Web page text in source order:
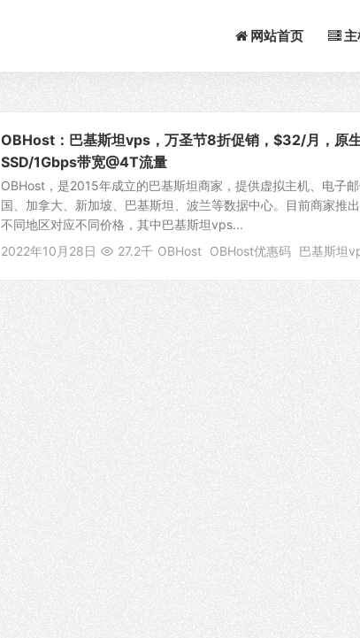
网站首页
OBHost：巴基斯坦vps，万圣节8折促销，$32/月，原
SSD/1Gbps带宽@4T流量
OBHost，是2015年成立的巴基斯坦商家，提供虚拟主机、电子
国、加拿大、新加坡、巴基斯坦、波兰等数据中心。目前商家推
不同地区对应不同价格，其中巴基斯坦vps...
2022年10月28日
27.2千 OBHost OBHost优惠码 巴基斯坦